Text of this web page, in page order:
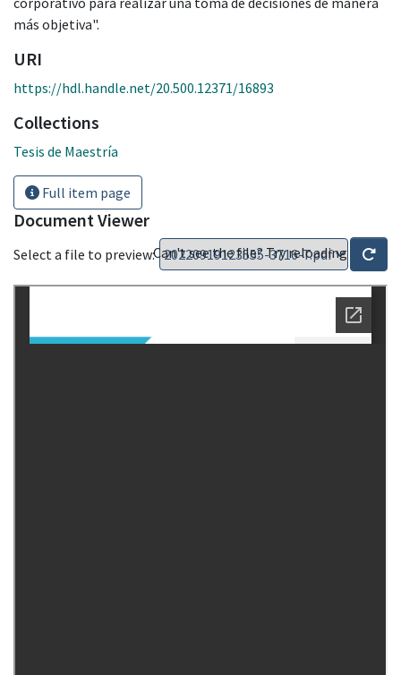
más objetiva".
URI
https://hdl.handle.net/20.500.12371/16893
Collections
Tesis de Maestría
Full item page
Document Viewer
Select a file to preview:Can't see the file? Try reloading